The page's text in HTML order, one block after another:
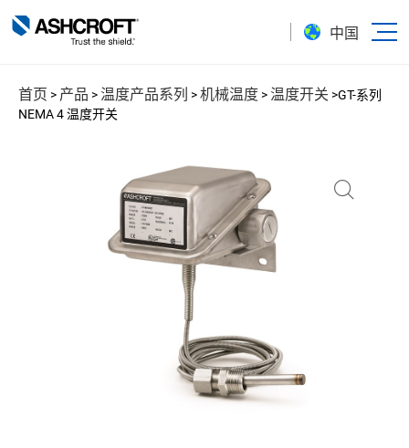
中国
首页 > 产品 > 温度产品系列 >机械温度 > 温度开关 >GT-系列
NEMA 4 温度开关